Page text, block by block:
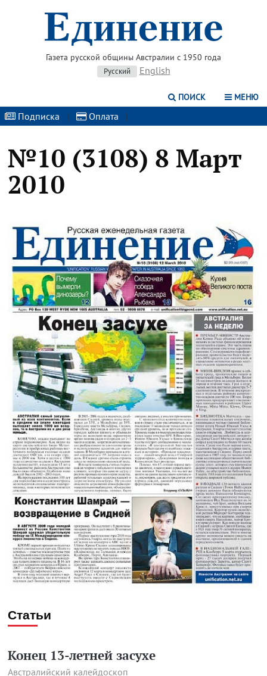
Газета русской общины Австралии с 1950 года
Русский English
ПОИСК МЕНЮ
Подписка | Оплата |
№10 (3108) 8 Март
2010
Статьи
Конец 13-летней засухе
Австралийский калейдоскоп